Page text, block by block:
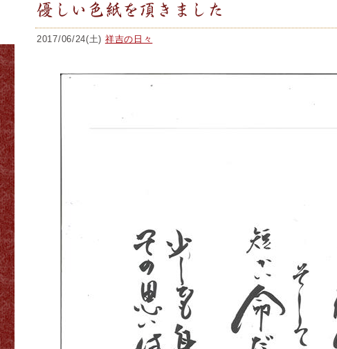
優しい色紙を頂きました
2017/06/24(土) 祥吉の日々